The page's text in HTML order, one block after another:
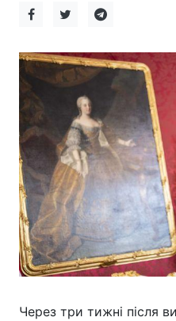
Через три тижні після